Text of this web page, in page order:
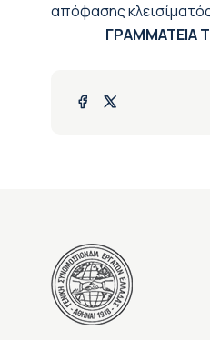
απόφασης
ΓΡΑΜΜΑΤΕΙΑ